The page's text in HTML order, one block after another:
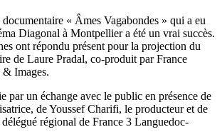
« Âmes Vagabondes » qui a eu
Diagonal à Montpellier a été un vrai succès.
ont répondu présent pour la projection du
de Laure Pradal, co-produit par France
& Images.
par un échange avec le public en présence de
de Youssef Charifi, le producteur et de
régional de France 3 Languedoc-